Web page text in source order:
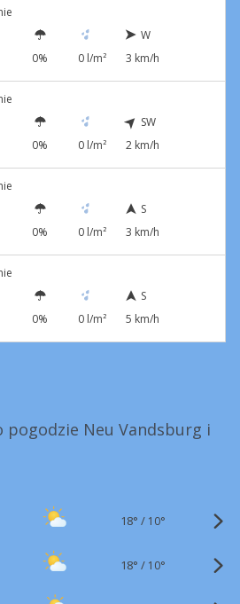
0% 0 l/m²
W
3 km/h
0% 0 l/m²
SW
2 km/h
0% 0 l/m²
S
3 km/h
0% 0 l/m²
S
5 km/h
Neu Vandsburg i
18° / 10°
18° / 10°